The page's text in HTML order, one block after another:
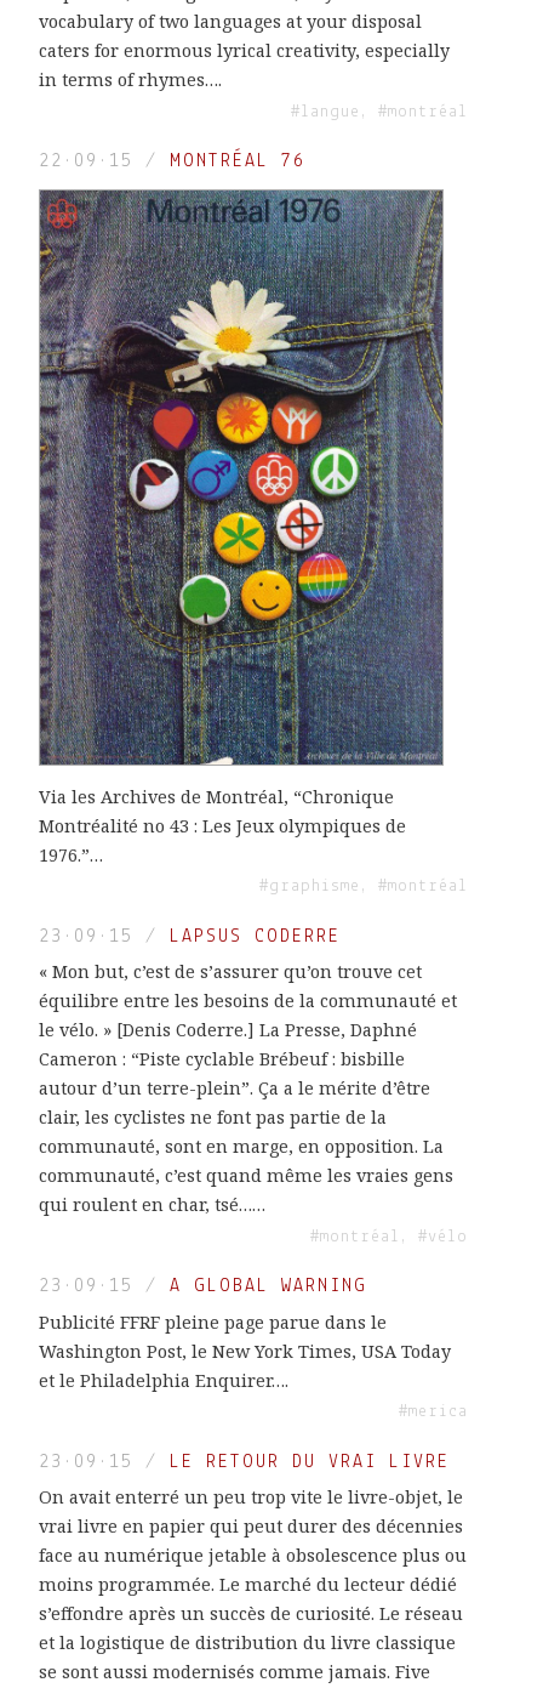
vocabulary of two languages at your disposal
caters for enormous lyrical creativity, especially
in terms of rhymes….
#langue, #montréal
22·09·15 / MONTRÉAL 76
Via les Archives de Montréal, “Chronique
Montréalité no 43 : Les Jeux olympiques de
1976.”…
#graphisme, #montréal
23·09·15 / LAPSUS CODERRE
« Mon but, c’est de s’assurer qu’on trouve cet
équilibre entre les besoins de la communauté et
le vélo. » [Denis Coderre.] La Presse, Daphné
Cameron : “Piste cyclable Brébeuf : bisbille
autour d’un terre-plein”. Ça a le mérite d’être
clair, les cyclistes ne font pas partie de la
communauté, sont en marge, en opposition. La
communauté, c’est quand même les vraies gens
qui roulent en char, tsé……
#montréal, #vélo
23·09·15 / A GLOBAL WARNING
Publicité FFRF pleine page parue dans le
Washington Post, le New York Times, USA Today
et le Philadelphia Enquirer….
#merica
23·09·15 / LE RETOUR DU VRAI LIVRE
On avait enterré un peu trop vite le livre-objet, le
vrai livre en papier qui peut durer des décennies
face au numérique jetable à obsolescence plus ou
moins programmée. Le marché du lecteur dédié
s’effondre après un succès de curiosité. Le réseau
et la logistique de distribution du livre classique
se sont aussi modernisés comme jamais. Five